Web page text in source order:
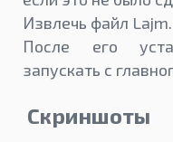
Извлечь файл
После его
запускать с
Скриншоты